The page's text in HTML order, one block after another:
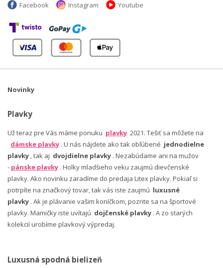
Facebook Instagram Youtube
Novinky
Plavky
Už teraz pre Vás máme ponuku plavky 2021. Tešiť sa môžete na
dámske plavky . U nás nájdete ako tak obľúbené jednodielne
plavky , tak aj dvojdielne plavky . Nezabúdame ani na mužov
- pánske plavky . Holky mladšieho veku zaujmú dievčenské
plavky. Ako novinku zaradíme do predaja Litex plavky. Pokiaľ si
potrpíte na značkový tovar, tak vás iste zaujmú luxusné
plavky . Ak je plávanie vašim koníčkom, pozrite sa na športové
plavky. Mamičky iste uvítajú dojčenské plavky . A zo starých
kolekcií urobíme plavkový výpredaj.
Luxusná spodná bielizeň